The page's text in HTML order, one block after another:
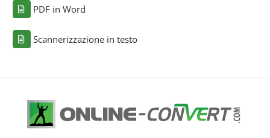
PDF in Word
Scannerizzazione in testo